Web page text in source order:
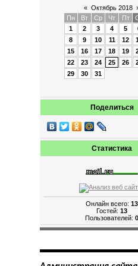
« Октябрь 2018
Пн
Вт Ср Чт Пт
1
2 3 4 5
8
9 10 11 12
15
16 17 18 19
22
23 24 25 26
29
30 31
Поделиться
Статистика
Онлайн всего:13
Гостей:13
Пользователей:0